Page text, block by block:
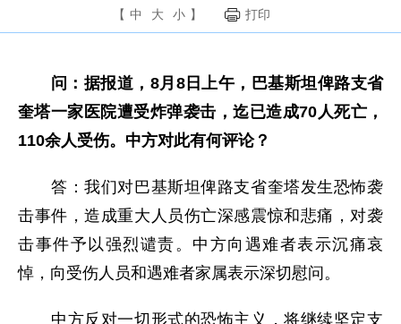
【 中 大 小 】 打印
问：据报道，8月8日上午，巴基斯坦俾路支省
奎塔一家医院遭受炸弹袭击，迄已造成70人死亡，
110余人受伤。中方对此有何评论？
答：我们对巴基斯坦俾路支省奎塔发生恐怖袭
击事件，造成重大人员伤亡深感震惊和悲痛，对袭
击事件予以强烈谴责。中方向遇难者表示沉痛哀
悼，向受伤人员和遇难者家属表示深切慰问。
中方反对一切形式的恐怖主义，将继续坚定支